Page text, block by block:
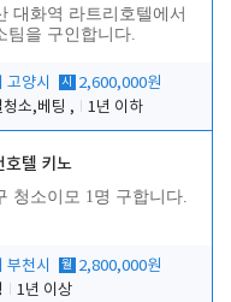
대화역 라트리호텔에서
팀을 구인합니다.
고양시 시
2,600,000원
청소,베팅 ,
1년 이하
호텔 키노
청소이모 1명 구합니다.
부천시 월 2,800,000원
1년 이상